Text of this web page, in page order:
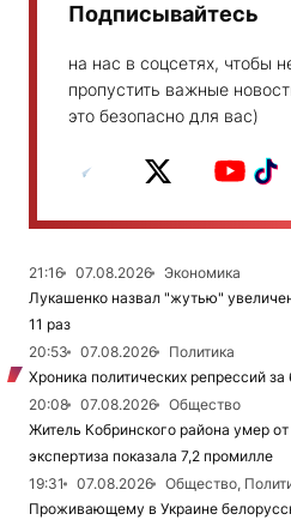
Подписывайтесь
на нас в соцсетях, чтобы
пропустить важные
это безопасно для вас)
21:16 07.08.2026
Экономика
Лукашенко назвал "жутью"
11 раз
20:53
07.08.2026
Политика
Хроника политических репрессий за
20:08
07.08.2026
Общество
Житель Кобринского района умер
экспертиза показала 7,2 промилле
19:31
07.08.2026
Общество,
Проживающему в Украине